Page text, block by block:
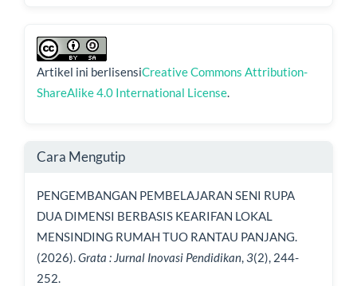
Artikel ini berlisensiCreative Commons Attribution-
ShareAlike 4.0 International License.
Cara Mengutip
PENGEMBANGAN PEMBELAJARAN SENI RUPA
DUA DIMENSI BERBASIS KEARIFAN LOKAL
MENSINDING RUMAH TUO RANTAU PANJANG.
(2026).Grata : Jurnal Inovasi Pendidikan,3(2), 244-
252.